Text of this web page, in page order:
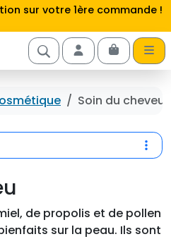
sur votre 1ère commande !
Account
Cart
Soin du cheveu
de propolis et de pollen
sur la peau. Ils sont